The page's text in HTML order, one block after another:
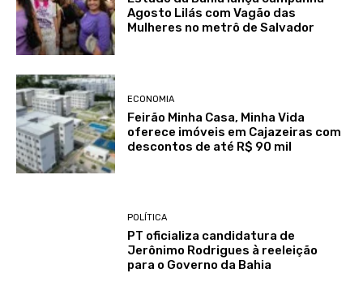
Agosto Lilás com Vagão das
Mulheres no metrô de Salvador
ECONOMIA
Feirão Minha Casa, Minha Vida
oferece imóveis em Cajazeiras com
descontos de até R$ 90 mil
POLÍTICA
PT oficializa candidatura de
Jerônimo Rodrigues à reeleição
para o Governo da Bahia